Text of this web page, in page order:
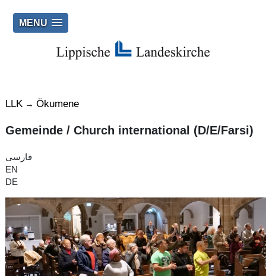
MENU
LLK → Ökumene
Gemeinde / Church international (D/E/Farsi)
فارسی
EN
DE